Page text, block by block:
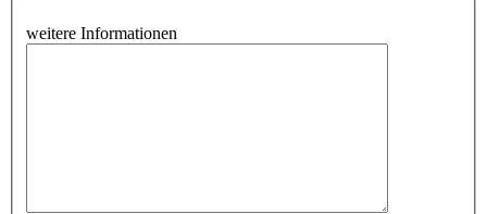
weitere Informationen